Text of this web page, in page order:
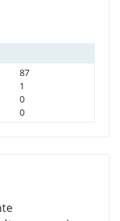
87
1
0
0